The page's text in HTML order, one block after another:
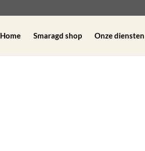
Home Smaragd shop Onze diensten